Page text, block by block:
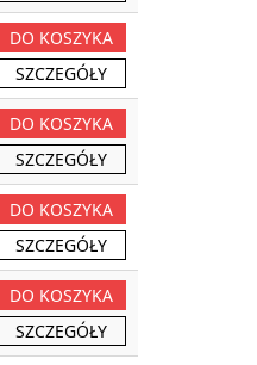
DO KOSZYKA
SZCZEGÓŁY
DO KOSZYKA
SZCZEGÓŁY
DO KOSZYKA
SZCZEGÓŁY
DO KOSZYKA
SZCZEGÓŁY